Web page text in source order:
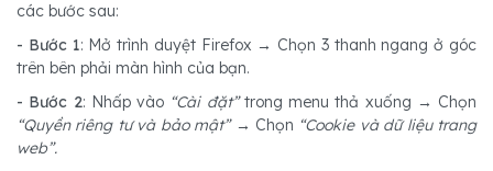
các bước sau:
- Bước 1: Mở trình duyệt Firefox → Chọn 3 thanh ngang ở góc
trên bên phải màn hình của bạn.
- Bước 2: Nhấp vào “Cài đặt”trong menu thả xuống → Chọn
“Quyền riêng tư và bảo mật” → Chọn “Cookie và dữ liệu trang
web”.